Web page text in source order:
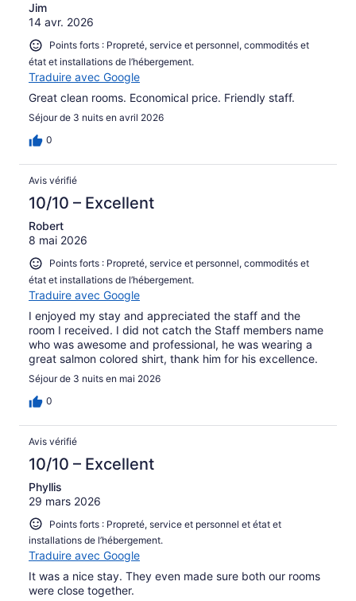
Jim
14 avr. 2026
Points forts : Propreté, service et personnel, commodités et
état et installations de l’hébergement.
Traduire avec Google
Great clean rooms. Economical price. Friendly staff.
Séjour de 3 nuits en avril 2026
0
Avis vérifié
10/10 – Excellent
Robert
8 mai 2026
Points forts : Propreté, service et personnel, commodités et
état et installations de l’hébergement.
Traduire avec Google
I enjoyed my stay and appreciated the staff and the
room I received. I did not catch the Staff members name
who was awesome and professional, he was wearing a
great salmon colored shirt, thank him for his excellence.
Séjour de 3 nuits en mai 2026
0
Avis vérifié
10/10 – Excellent
Phyllis
29 mars 2026
Points forts : Propreté, service et personnel et état et
installations de l’hébergement.
Traduire avec Google
It was a nice stay. They even made sure both our rooms
were close together.